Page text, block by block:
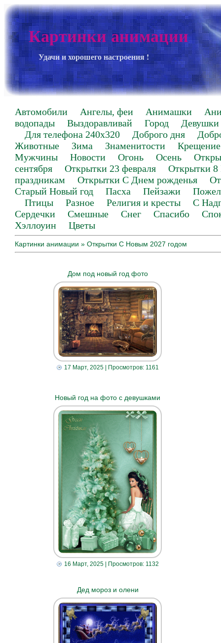
Картинки анимации
Удачи и хорошего настроения !
Автомобили Ангелы, феи Анимашки
водопады
Выздоравливай Город
Девушки
Для телефона 240х320
Доброго дня
Животные
Зима Знаменитости
Крещение
Мужчины
Новости Огонь Осень
сентября
Открытки 23 февраля
Открытки 8
праздникам
Открытки С Днем рожденья
Старый Новый год
Пасха Пейзажи
Птицы
Разное Религия и кресты
С
Сердечки
Смешные Снег Спасибо
Хэллоуин
Цветы
Картинки анимации » Открытки С Новым 2027 годом
Дом под новый год фото
17 Март, 2025| Просмотров: 1161
Новый год на фото с девушками
16 Март, 2025| Просмотров: 1132
Дед мороз и олени